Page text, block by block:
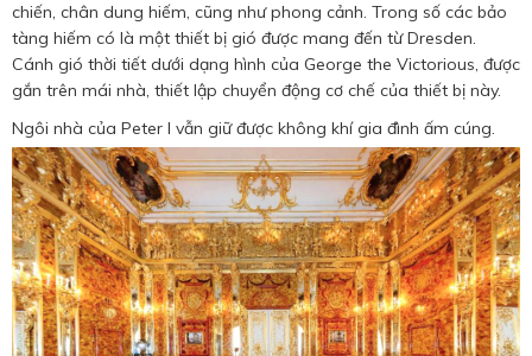
chiến, chân dung hiếm, cũng như phong cảnh. Trong số các bảo
tàng hiếm có là một thiết bị gió được mang đến từ Dresden.
Cánh gió thời tiết dưới dạng hình của George the Victorious, được
gắn trên mái nhà, thiết lập chuyển động cơ chế của thiết bị này.
Ngôi nhà của Peter I vẫn giữ được không khí gia đình ấm cúng.